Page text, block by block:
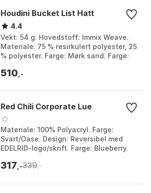
Houdini Bucket List Hatt
4.4
Vekt: 54 g. Hovedstoff: Immix Weave.
Materiale: 75 % resirkulert polyester, 25
% polyester. Farge: Mørk sand. Farge:
Størr...
510 ,-
Red Chili Corporate Lue
Materiale: 100% Polyacryl. Farge:
Svart/Oase. Design: Reversibel med
EDELRID-logo/skrift. Farge: Blueberry.
317 ,-339,-